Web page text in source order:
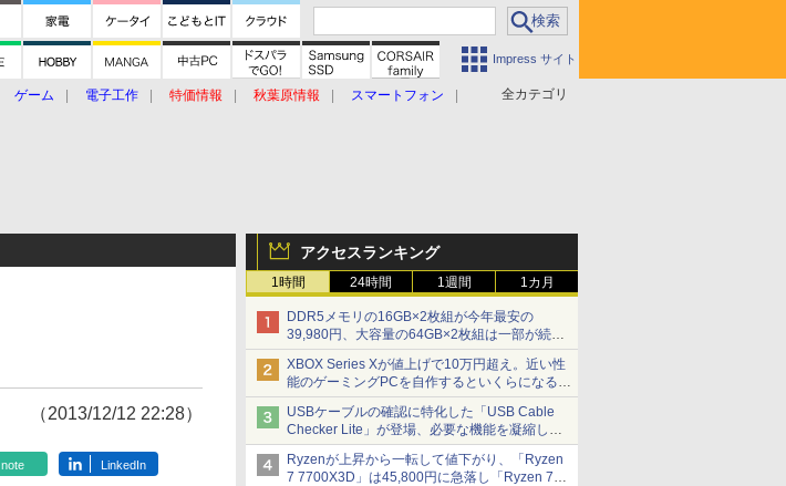
Impress サイト
全カテゴリ
ゲーム 電子工作 特価情報 秋葉原情報
スマートフォン
アクセスランキング
1時間 24時間 1週間 1カ月
DDR5メモリの16GB×2枚組が今年最安の
39,980円、大容量の64GB×2枚組は一部が続騰
[8月前半のメモリ価格]
XBOX Series Xが値上げで10万円超え。近い性
能のゲーミングPCを自作するといくらになる？
【石田賀津男の『酒の肴にPCゲーム』】
USBケーブルの確認に特化した「USB Cable
Checker Lite」が登場、必要な機能を凝縮しコ
ンパクトに 7日発売
Ryzenが上昇から一転して値下がり、「Ryzen
7 7700X3D」は45,800円に急落し「Ryzen 7
（2013/12/12 22:28）
note LinkedIn